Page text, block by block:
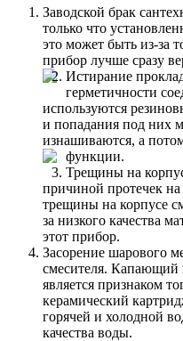
Заводской брак
только что
это может быть из-за
прибор лучше сразу
Истирание
герметичности
используются
и попадания под них
изнашиваются, а
функции.
Трещины на
причиной протечек на
трещины на корпусе
за низкого качества
этот прибор.
Засорение шарового
смесителя. Капающий
является признаком
керамический
горячей и холодной
качества воды.